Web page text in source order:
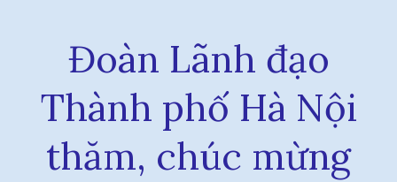
Đoàn Lãnh đạo
Thành phố Hà Nội
thăm, chúc mừng